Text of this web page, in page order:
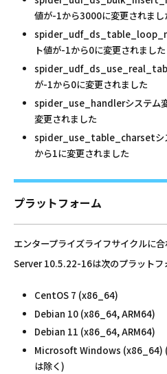
値が-1から3000に変更されまし
ト値が-1から0に変更されました
が-1から0に変更されました
spider_use_handlerシステム
変更されました
spider_use_table_charsetシ
から1に変更されました
プラットフォーム
エンタープライズライフサイクルに
Server 10.5.22-16は次のプラットフ
CentOS 7 (x86_64)
Debian 10 (x86_64, ARM64)
Debian 11 (x86_64, ARM64)
Microsoft Windows (x86_64)
は除く)